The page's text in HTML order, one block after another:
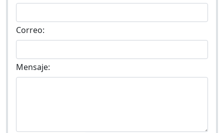
Correo:
Mensaje: